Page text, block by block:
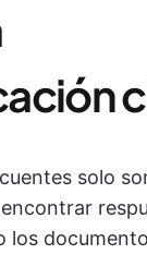
solo
los